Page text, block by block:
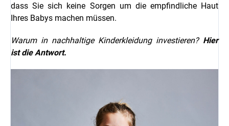
dass Sie sich keine Sorgen um die empfindliche Haut
Ihres Babys machen müssen.
Warum in nachhaltige Kinderkleidung investieren? Hier
ist die Antwort.